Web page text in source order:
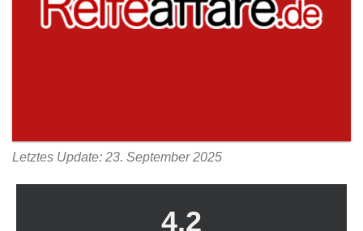
Letztes Update: 23. September 2025
4.2